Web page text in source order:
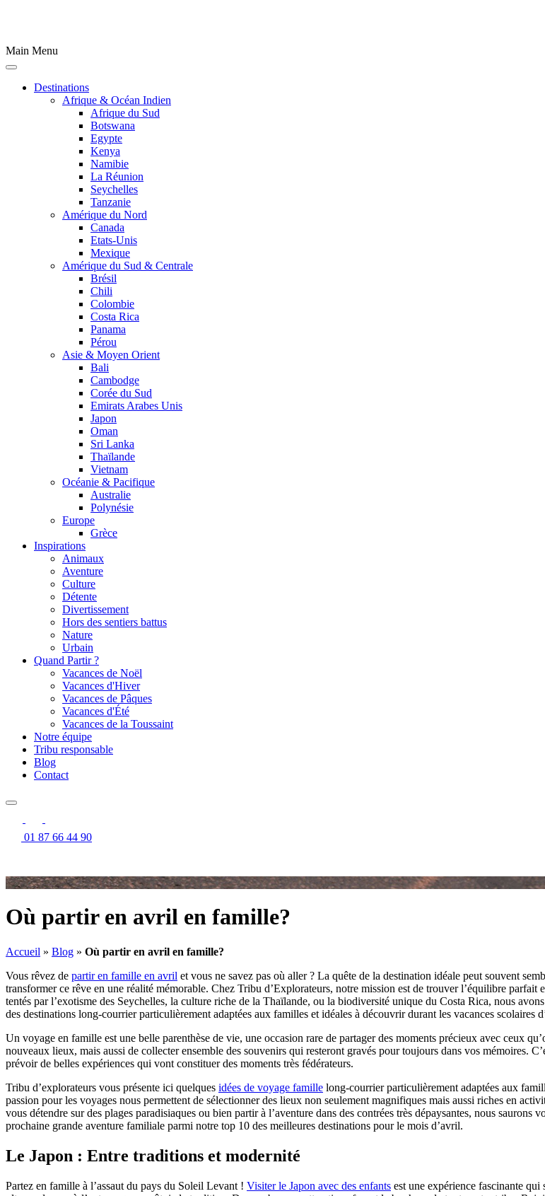
Main Menu
Destinations
Afrique & Océan Indien
Afrique du Sud
Botswana
Egypte
Kenya
Namibie
La Réunion
Seychelles
Tanzanie
Amérique du Nord
Canada
Etats-Unis
Mexique
Amérique du Sud & Centrale
Brésil
Chili
Colombie
Costa Rica
Panama
Pérou
Asie & Moyen Orient
Bali
Cambodge
Corée du Sud
Emirats Arabes Unis
Japon
Oman
Sri Lanka
Thaïlande
Vietnam
Océanie & Pacifique
Australie
Polynésie
Europe
Grèce
Inspirations
Animaux
Aventure
Culture
Détente
Divertissement
Hors des sentiers battus
Nature
Urbain
Quand Partir ?
Vacances de Noël
Vacances d'Hiver
Vacances de Pâques
Vacances d'Été
Vacances de la Toussaint
Notre équipe
Tribu responsable
Blog
Contact
01 87 66 44 90
Où partir en avril en famille?
Accueil » Blog » Où partir en avril en famille?
Vous rêvez de partir en famille en avril et vous ne savez pas où aller ? La quête de la destination idéale peut souvent
transformer ce rêve en une réalité mémorable. Chez Tribu d’Explorateurs, notre mission est de trouver l’équilibre
tentés par l’exotisme des Seychelles, la culture riche de la Thaïlande, ou la biodiversité unique du Costa Rica, nous
des destinations long-courrier particulièrement adaptées aux familles et idéales à découvrir durant les vacances scolaires
Un voyage en famille est une belle parenthèse de vie, une occasion rare de partager des moments précieux avec ceux
nouveaux lieux, mais aussi de collecter ensemble des souvenirs qui resteront gravés pour toujours dans vos mémoires.
prévoir de belles expériences qui vont constituer des moments très fédérateurs.
Tribu d’explorateurs vous présente ici quelques idées de voyage famille long-courrier particulièrement adaptées aux
passion pour les voyages nous permettent de sélectionner des lieux non seulement magnifiques mais aussi riches en
vous détendre sur des plages paradisiaques ou bien partir à l’aventure dans des contrées très dépaysantes, nous
prochaine grande aventure familiale parmi notre top 10 des meilleures destinations pour le mois d’avril.
Le Japon : Entre traditions et modernité
Partez en famille à l’assaut du pays du Soleil Levant ! Visiter le Japon avec des enfants est une expérience fascinante